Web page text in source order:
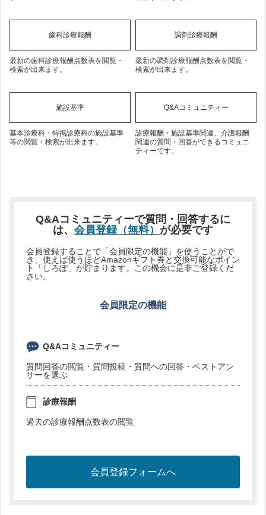
歯科診療報酬
最新の歯科診療報酬点数表を閲覧・
検索が出来ます。
調剤診療報酬
最新の調剤診療報酬点数表を閲覧・
検索が出来ます。
施設基準
基本診療科・特掲診療科の施設基準
等の閲覧・検索が出来ます。
Q&Aコミュニティー
診療報酬・施設基準関連、介護報酬
関連の質問・回答ができるコミュニ
ティーです。
Q&Aコミュニティーで質問・回答するに
は、 会員登録（無料） が必要です
会員登録することで「会員限定の機能」を使うことがで
き、使えば使うほどAmazonギフト券と交換可能なポイン
ト「しろぽ」が貯まります。この機会に是非ご登録くだ
さい。
会員限定の機能
Q&Aコミュニティー
質問回答の閲覧・質問投稿・質問への回答・ベストアン
サーを選ぶ
診療報酬
過去の診療報酬点数表の閲覧
会員登録フォームへ